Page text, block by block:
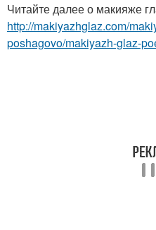
Читайте далее о макияже
http://makiyazhglaz.com/
poshagovo/makiyazh-glaz-